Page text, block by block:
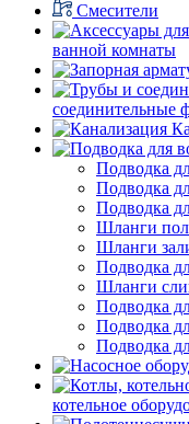
Смесители
ванной комнаты
соединительные
Подводка
Подводка
Подводка
Шланги
Шланги
Подводка
Шланги
Подводка
Подводка
Подводка
котельное